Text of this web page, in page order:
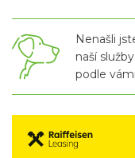
Nenašli
naší služby
podle